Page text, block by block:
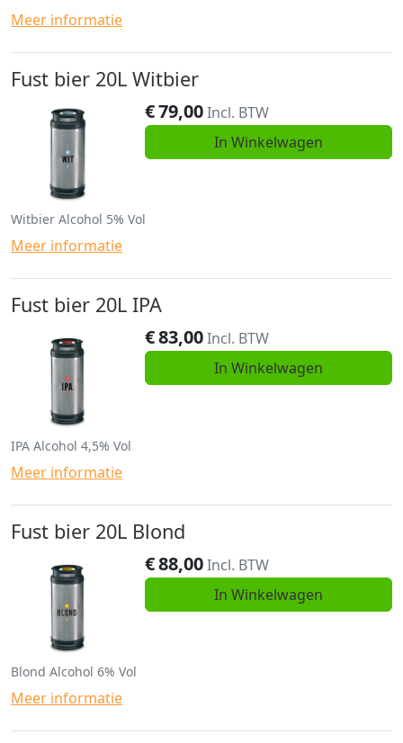
Meer informatie
Fust bier 20L Witbier
€79,00Incl. BTW
In Winkelwagen
Witbier Alcohol 5% Vol
Meer informatie
Fust bier 20L IPA
€83,00Incl. BTW
In Winkelwagen
IPA Alcohol 4,5% Vol
Meer informatie
Fust bier 20L Blond
€88,00Incl. BTW
In Winkelwagen
Blond Alcohol 6% Vol
Meer informatie